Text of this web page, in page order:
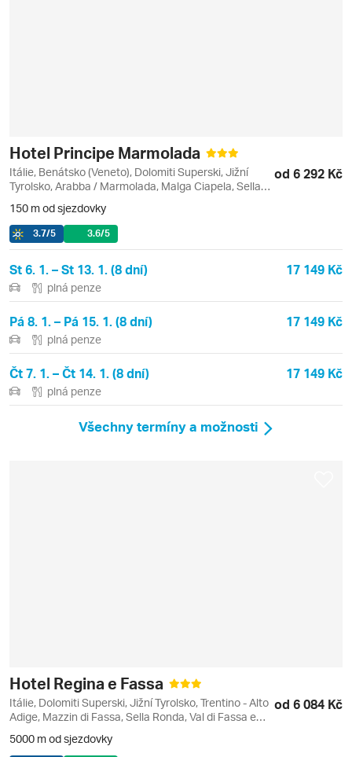
Hotel Principe Marmolada
Itálie, Benátsko (Veneto), Dolomiti Superski, Jižní
Tyrolsko, Arabba / Marmolada, Malga Ciapela, Sella
od 6 292 Kč
150 m od sjezdovky
3.7/5 3.6/5
St 6. 1. – St 13. 1. (8 dní) 17 149 Kč
plná penze
Pá 8. 1. – Pá 15. 1. (8 dní) 17 149 Kč
plná penze
Čt 7. 1. – Čt 14. 1. (8 dní) 17 149 Kč
plná penze
Všechny termíny a možnosti
Hotel Regina e Fassa
Itálie, Dolomiti Superski, Jižní Tyrolsko, Trentino - Alto
Adige, Mazzin di Fassa, Sella Ronda, Val di Fassa e
od 6 084 Kč
5000 m od sjezdovky